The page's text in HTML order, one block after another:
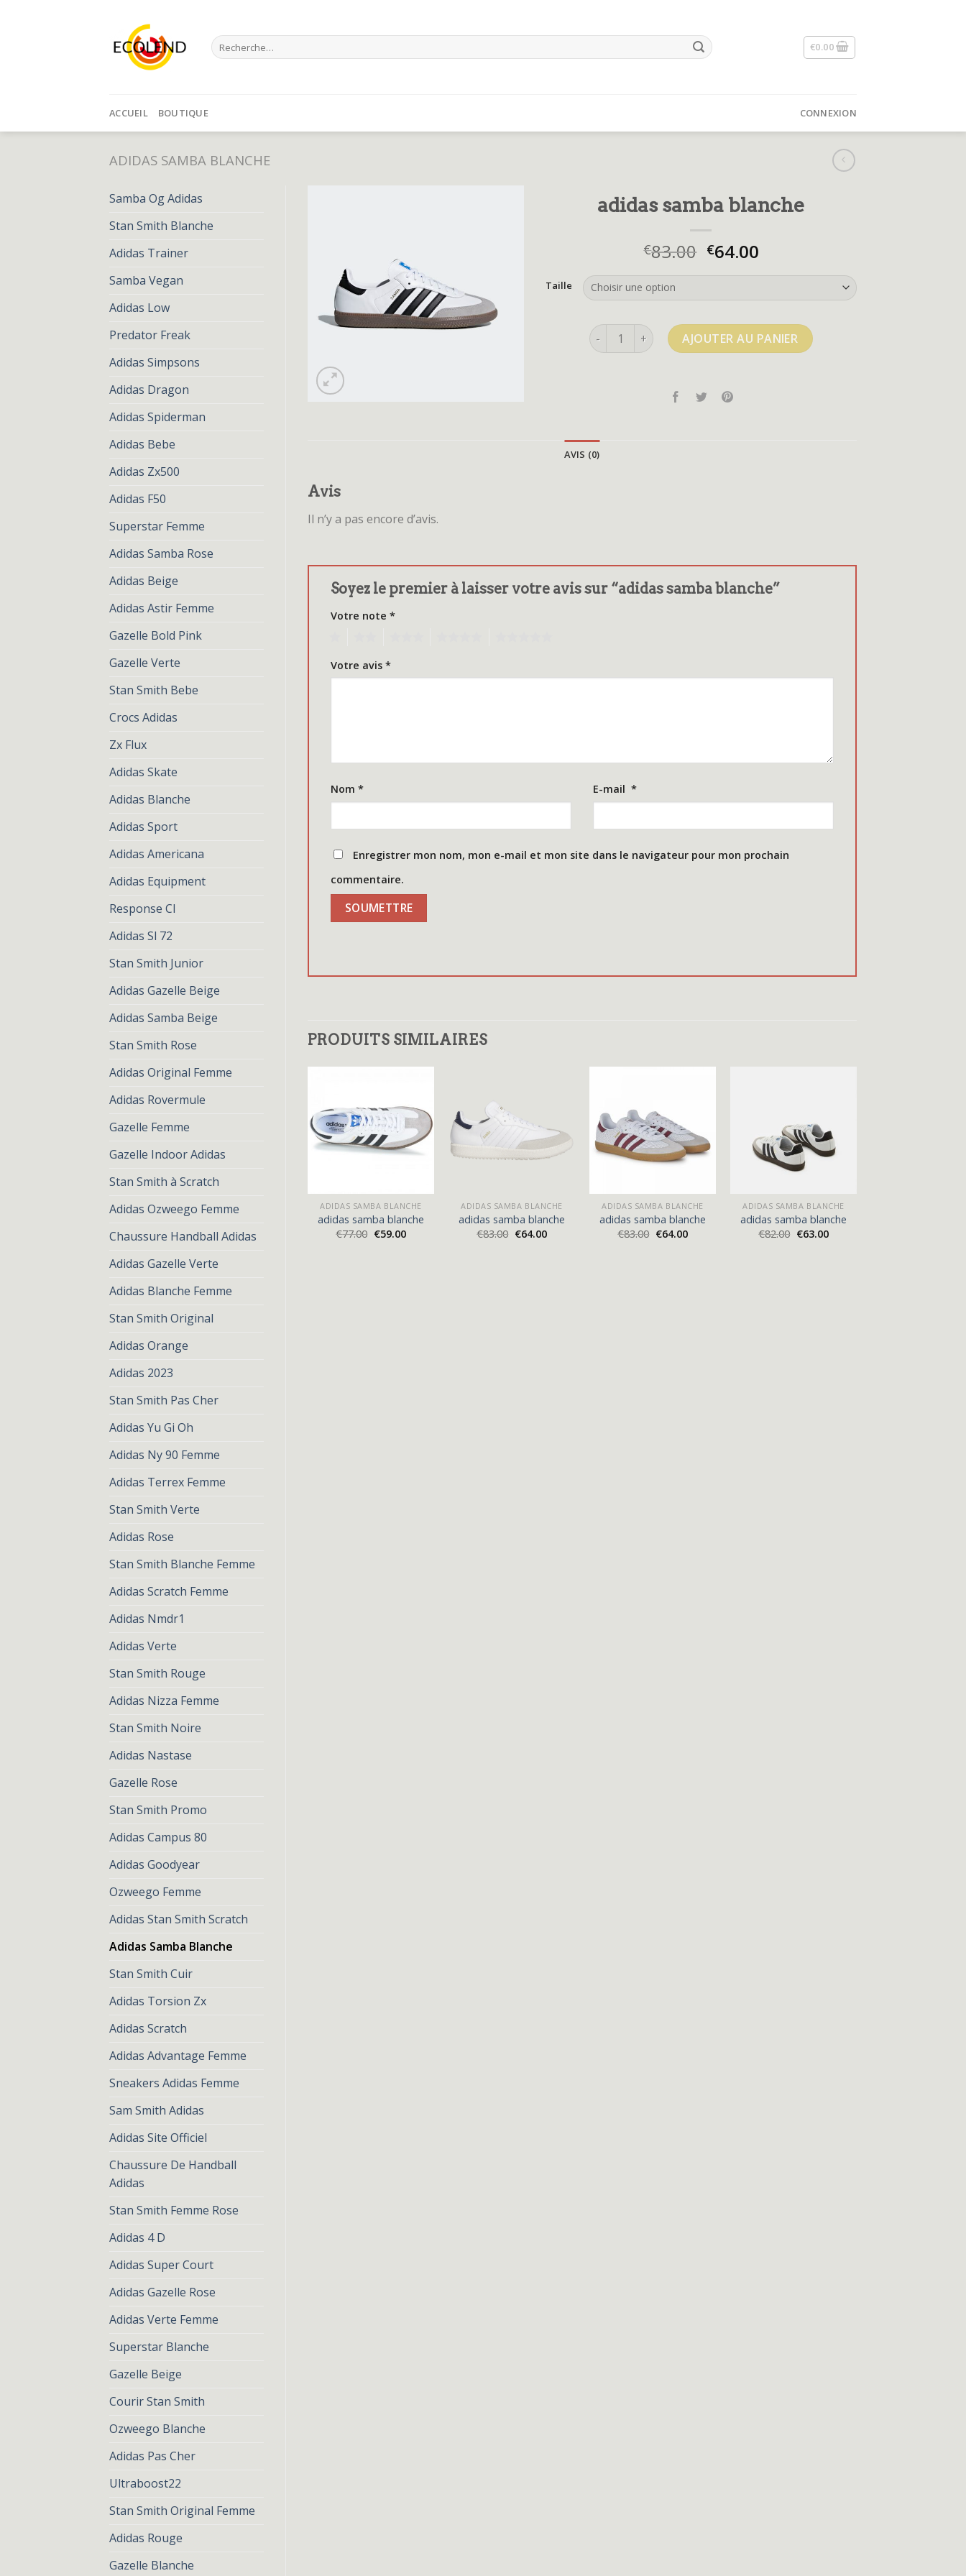
Recherche
pour :
€0.00
ACCUEIL BOUTIQUE CONNEXION
ADIDAS SAMBA BLANCHE
Samba Og Adidas
Stan Smith Blanche
Adidas Trainer
Samba Vegan
Adidas Low
Predator Freak
Adidas Simpsons
Adidas Dragon
Adidas Spiderman
Adidas Bebe
Adidas Zx500
Adidas F50
Superstar Femme
Adidas Samba Rose
Adidas Beige
Adidas Astir Femme
Gazelle Bold Pink
Gazelle Verte
Stan Smith Bebe
Crocs Adidas
Zx Flux
Adidas Skate
Adidas Blanche
Adidas Sport
Adidas Americana
Adidas Equipment
Response Cl
Adidas Sl 72
Stan Smith Junior
Adidas Gazelle Beige
Adidas Samba Beige
Stan Smith Rose
Adidas Original Femme
Adidas Rovermule
Gazelle Femme
Gazelle Indoor Adidas
Stan Smith à Scratch
Adidas Ozweego Femme
Chaussure Handball Adidas
Adidas Gazelle Verte
Adidas Blanche Femme
Stan Smith Original
Adidas Orange
Adidas 2023
Stan Smith Pas Cher
Adidas Yu Gi Oh
Adidas Ny 90 Femme
Adidas Terrex Femme
Stan Smith Verte
Adidas Rose
Stan Smith Blanche Femme
Adidas Scratch Femme
Adidas Nmdr1
Adidas Verte
Stan Smith Rouge
Adidas Nizza Femme
Stan Smith Noire
Adidas Nastase
Gazelle Rose
Stan Smith Promo
Adidas Campus 80
Adidas Goodyear
Ozweego Femme
Adidas Stan Smith Scratch
Adidas Samba Blanche
Stan Smith Cuir
Adidas Torsion Zx
Adidas Scratch
Adidas Advantage Femme
Sneakers Adidas Femme
Sam Smith Adidas
Adidas Site Officiel
Chaussure De Handball
Adidas
Stan Smith Femme Rose
Adidas 4 D
Adidas Super Court
Adidas Gazelle Rose
Adidas Verte Femme
Superstar Blanche
Gazelle Beige
Courir Stan Smith
Ozweego Blanche
Adidas Pas Cher
Ultraboost22
Stan Smith Original Femme
Adidas Rouge
Gazelle Blanche
adidas samba blanche
€83.00 €64.00
Taille
quantité de adidas samba blanche
AJOUTER AU PANIER
AVIS (0)
Avis
Il n’y a pas encore d’avis.
Soyez le premier à laisser votre avis sur “adidas samba blanche”
Votre note *
Votre avis *
Nom * E-mail *
Enregistrer mon nom, mon e-mail et mon site dans le navigateur pour mon prochain
commentaire.
PRODUITS SIMILAIRES
ADIDAS SAMBA BLANCHE
adidas samba blanche
€77.00 €59.00
ADIDAS SAMBA BLANCHE
adidas samba blanche
€83.00 €64.00
ADIDAS SAMBA BLANCHE
adidas samba blanche
€83.00 €64.00
ADIDAS SAMBA BLANCHE
adidas samba blanche
€82.00 €63.00
ADIDAS SAMBA BLANCHE
60.00
ADIDAS SAMBA BLANCHE
adidas samba blanche
€75.00 €58.00